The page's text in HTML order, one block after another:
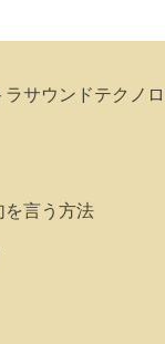
サウンドテクノロ
言う方法